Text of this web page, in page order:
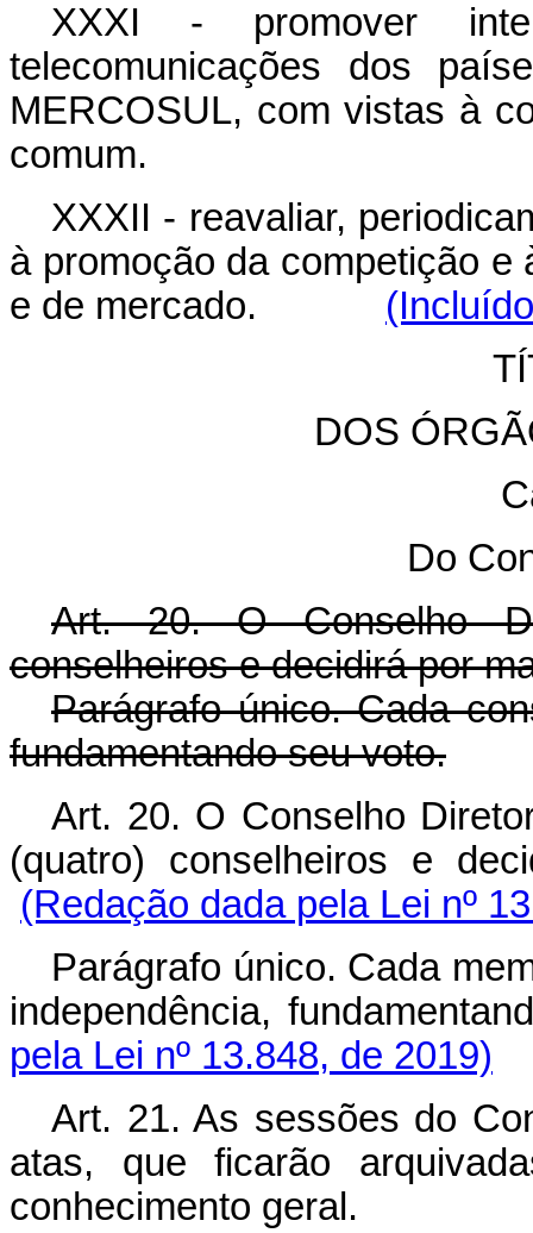
XXXI - promover
telecomunicações dos
MERCOSUL, com vistas à
comum.
XXXII - reavaliar,
à promoção da competição
e de mercado.
DOS
Do
Art. 20. O Conselho
conselheiros e decidirá por
Parágrafo único. Cada
fundamentando seu voto.
Art. 20. O Conselho
(quatro) conselheiros e
(Redação dada pela Lei nº
Parágrafo único. Cada
independência,
pela Lei nº 13.848, de 2019)
Art. 21. As sessões do
atas, que ficarão
conhecimento geral.